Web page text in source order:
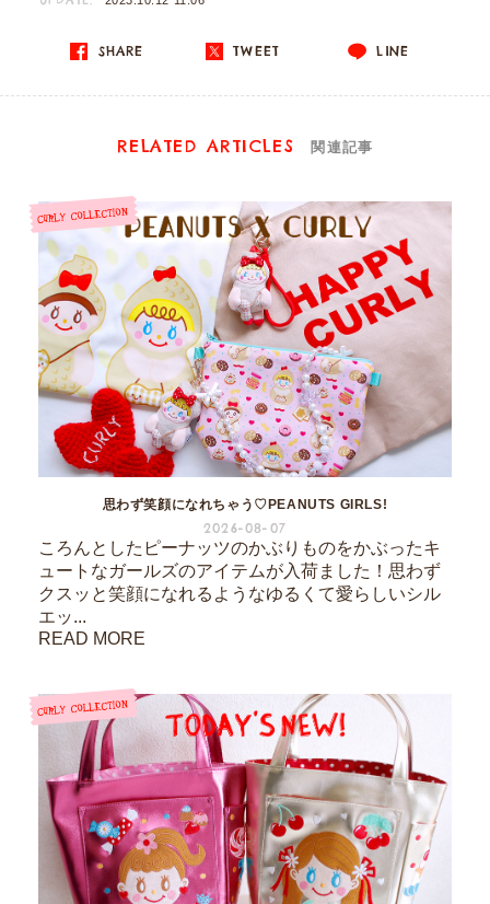
SHARE TWEET LINE
RELATED ARTICLES 関連記事
思わず笑顔になれちゃう♡PEANUTS GIRLS!
2026-08-07
ころんとしたピーナッツのかぶりものをかぶったキ
ュートなガールズのアイテムが入荷ました！思わず
クスッと笑顔になれるようなゆるくて愛らしいシル
エッ...
READ MORE